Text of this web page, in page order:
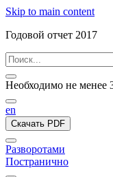
Skip to main content
Годовой отчет 2017
Необходимо не менее
en
Скачать PDF
Разворотами
Постранично